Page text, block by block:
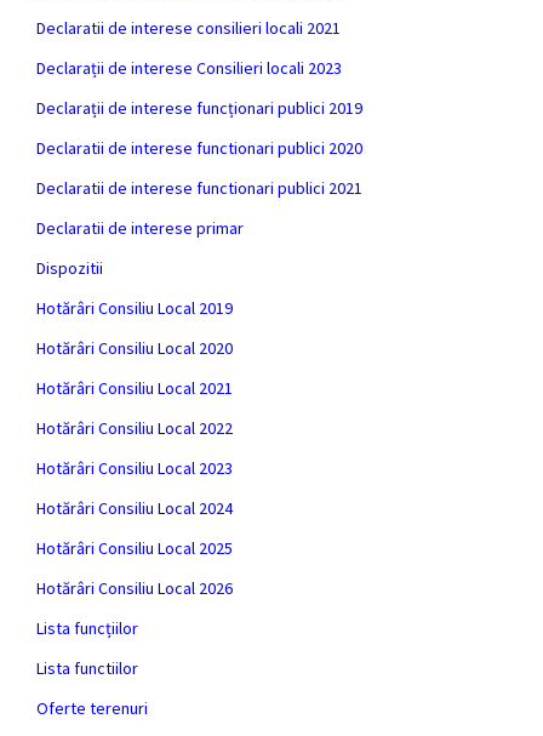
Declaratii de interese consilieri locali 2021
Declarații de interese Consilieri locali 2023
Declarații de interese funcționari publici 2019
Declaratii de interese functionari publici 2020
Declaratii de interese functionari publici 2021
Declaratii de interese primar
Dispozitii
Hotărâri Consiliu Local 2019
Hotărâri Consiliu Local 2020
Hotărâri Consiliu Local 2021
Hotărâri Consiliu Local 2022
Hotărâri Consiliu Local 2023
Hotărâri Consiliu Local 2024
Hotărâri Consiliu Local 2025
Hotărâri Consiliu Local 2026
Lista funcțiilor
Lista functiilor
Oferte terenuri